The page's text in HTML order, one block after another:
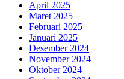
April 2025
Maret 2025
Februari 2025
Januari 2025
Desember 2024
November 2024
Oktober 2024